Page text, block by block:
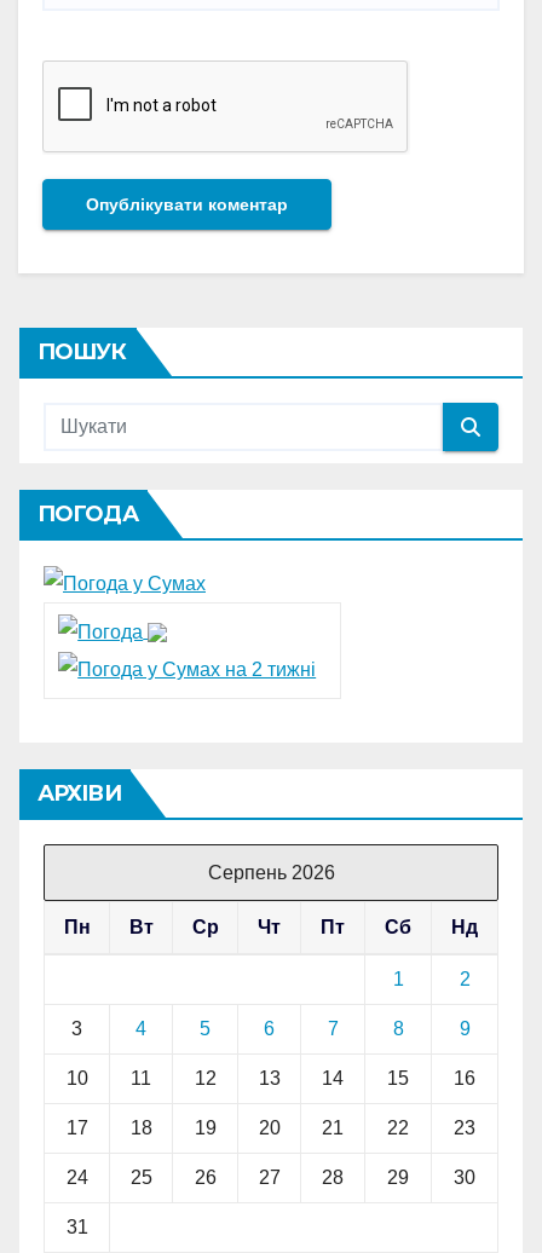
ПОШУК
ПОГОДА
АРХІВИ
Серпень 2026
Пн Вт Ср Чт Пт Сб Нд
1 2
3 4 5 6 7 8 9
10 11 12 13 14 15 16
17 18 19 20 21 22 23
24 25 26 27 28 29 30
31